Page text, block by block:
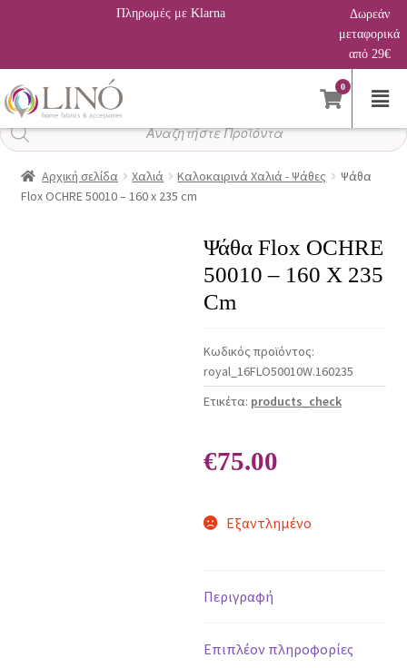
Πληρωμές με Klarna
Δωρεάν
μεταφορικά
από 29€
0
Αναζήτηση
προϊόντων
Αρχική σελίδα Χαλιά Καλοκαιρινά Χαλιά - Ψάθες
Ψάθα
Flox OCHRE 50010 – 160 x 235 cm
Ψάθα Flox OCHRE
50010 – 160 X 235
Cm
Κωδικός προϊόντος:
royal_16FLO50010W.160235
Ετικέτα: products_check
€75.00
Εξαντλημένο
Περιγραφή
Επιπλέον πληροφορίες